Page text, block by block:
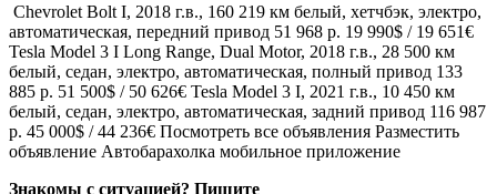
Chevrolet Bolt I, 2018 г.в., 160 219 км белый, хетчбэк, электро,
автоматическая, передний привод 51 968 р. 19 990$ / 19 651€
Tesla Model 3 I Long Range, Dual Motor, 2018 г.в., 28 500 км
белый, седан, электро, автоматическая, полный привод 133
885 р. 51 500$ / 50 626€ Tesla Model 3 I, 2021 г.в., 10 450 км
белый, седан, электро, автоматическая, задний привод 116 987
р. 45 000$ / 44 236€ Посмотреть все объявления Разместить
объявление Автобарахолка мобильное приложение
Знакомы с ситуацией? Пишите